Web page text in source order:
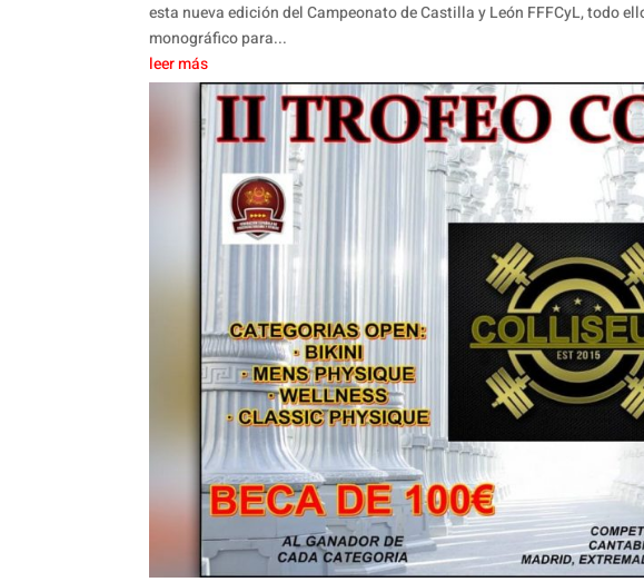
esta nueva edición del Campeonato de Castilla y León FFFCyL, todo
monográfico para...
leer más